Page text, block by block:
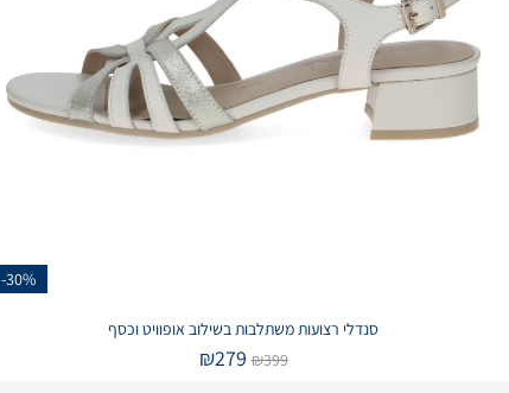
-30%
סנדלי רצועות משתלבות בשילוב אופוויט וכסף
₪399
₪279